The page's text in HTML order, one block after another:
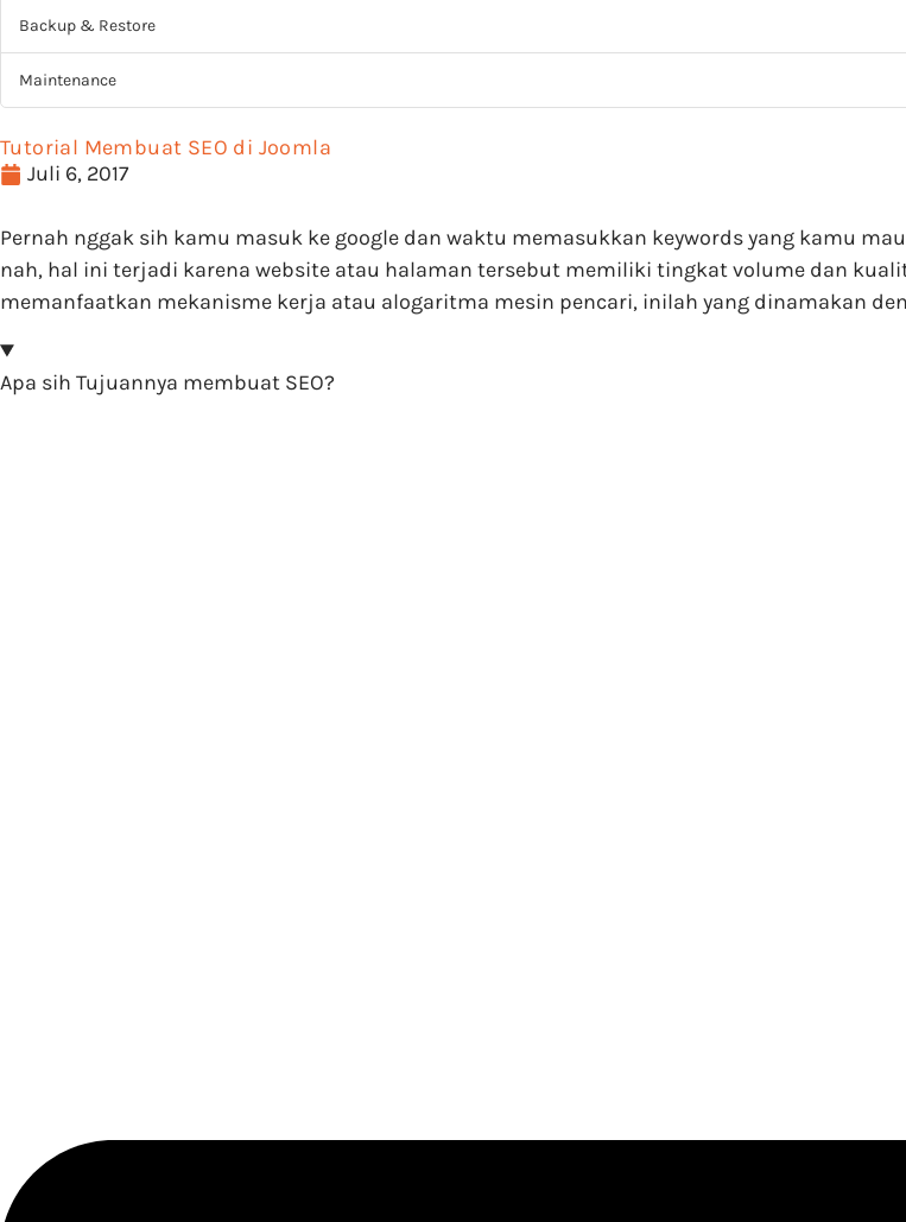
Backup & Restore
Maintenance
Tutorial Membuat SEO di Joomla
Juli 6, 2017
Pernah nggak sih kamu masuk ke google dan waktu memasukkan keywords yang kamu
nah, hal ini terjadi karena website atau halaman tersebut memiliki tingkat volume dan
memanfaatkan mekanisme kerja atau alogaritma mesin pencari, inilah yang dinamakan
Apa sih Tujuannya membuat SEO?